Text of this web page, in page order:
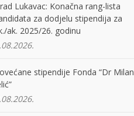
Lukavac: Konačna rang-lista
za dodjelu stipendija za
ak. 2025/26. godinu
stipendije Fonda “Dr Milan